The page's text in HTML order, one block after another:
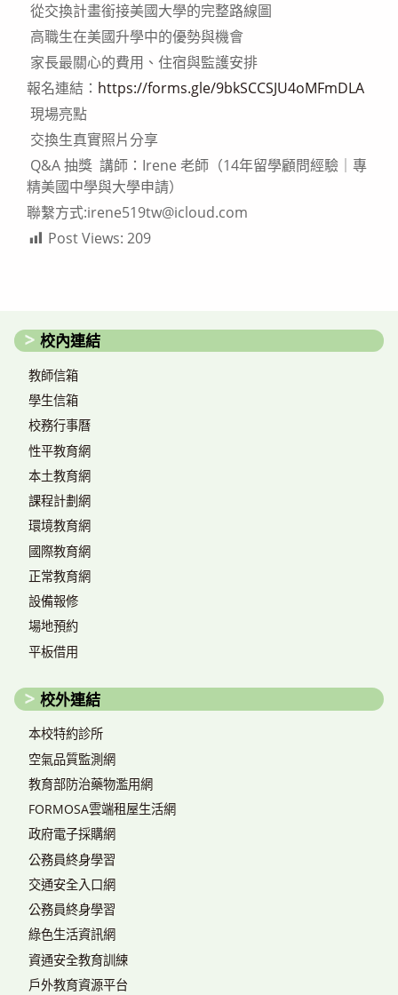
從交換計畫銜接美國大學的完整路線圖
高職生在美國升學中的優勢與機會
家長最關心的費用、住宿與監護安排
報名連結： https://forms.gle/9bkSCCSJU4oMFmDLA
現場亮點
交換生真實照片分享
Q&A 抽獎 講師：Irene 老師（14年留學顧問經驗｜專
精美國中學與大學申請）
聯繫方式:irene519tw@icloud.com
Post Views: 209
校內連結
教師信箱
學生信箱
校務行事曆
性平教育網
本土教育網
課程計劃網
環境教育網
國際教育網
正常教育網
設備報修
場地預約
平板借用
校外連結
本校特約診所
空氣品質監測網
教育部防治藥物濫用網
FORMOSA雲端租屋生活網
政府電子採購網
公務員終身學習
交通安全入口網
公務員終身學習
綠色生活資訊網
資通安全教育訓練
戶外教育資源平台